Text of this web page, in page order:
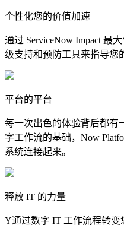
个性化您的价值加速
通过 ServiceNow Impact 最
级支持和预防工具来指导您
平台的平台
每一次出色的体验背后都有
字工作流的基础，Now
系统连接起来。
释放 IT 的力量
Y通过数字 IT 工作流程转